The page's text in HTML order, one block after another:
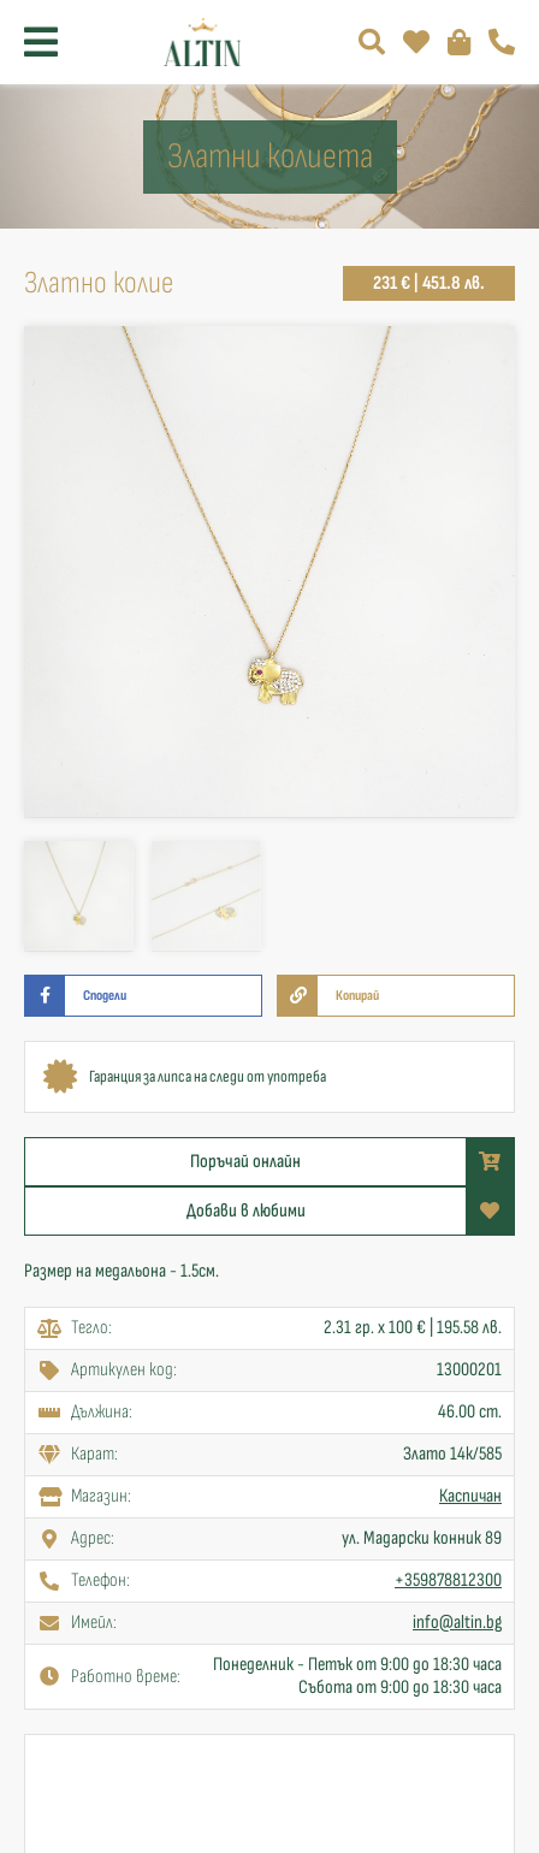
Златни колиета
Златно колие 231 € | 451.8 лв.
Сподели Копирай
Гаранция за липса на следи от употреба
Поръчай онлайн
Добави в любими
Размер на медальона - 1.5см.
Тегло:
2.31 гр. x 100 € | 195.58 лв.
Артикулен код:
13000201
Дължина:
46.00 cm.
Карат:
Злато 14к/585
Mагазин:
Каспичан
Адрес:
ул. Мадарски конник 89
Телефон:
+359878812300
Имейл:
info@altin.bg
Работно време:
Понеделник - Петък от 9:00 до 18:30 часа
Събота от 9:00 до 18:30 часа